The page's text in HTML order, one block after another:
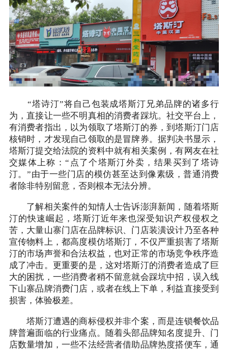
“塔诗汀”将自己包装成塔斯汀兄弟品牌的诸多行
为，直接让一些不明真相的消费者踩坑。社交平台上，
有消费者指出，以为领取了塔斯汀的券，到塔斯汀门店
核销时，才发现自己领取的是冒牌券。据判决书显示，
塔斯汀提交给法院的资料中就有相关案例，有网友在社
交媒体上称：“点了个塔斯汀外卖，结果买到了塔诗
汀。”由于一些门店的模仿甚至达到像素级，普通消费
者除非特别留意，否则根本无法分辨。
了解相关案件的知情人士告诉澎湃新闻，随着塔斯
汀的快速崛起，塔斯汀近年来也深受知识产权侵权之
苦，大量山寨门店在品牌标识、门店装潢设计乃至各种
宣传物料上，都高度模仿塔斯汀，不仅严重损害了塔斯
汀的市场声誉和合法权益，也对正常的市场竞争秩序造
成了冲击。更重要的是，这对塔斯汀的消费者造成了巨
大的困扰，一些消费者稍不留意就会踩坑中招，误入线
下山寨品牌消费门店，或者在线上下单，利益直接受到
损害，体验极差。
塔斯汀遭遇的商标侵权并非个案，而是连锁餐饮品
牌普遍面临的行业痛点。随着头部品牌知名度提升、门
店数量增加，一些不法经营者借助品牌热度搭便车，通